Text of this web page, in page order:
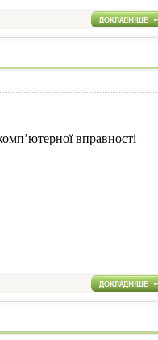
вправності